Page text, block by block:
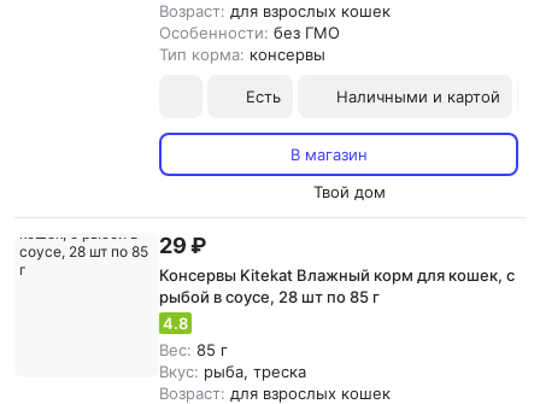
Возраст: для взрослых кошек
Особенности: без ГМО
Тип корма: консервы
Есть Наличными и картой
В магазин
Твой дом
29 ₽
Консервы Kitekat Влажный корм для кошек, с
рыбой в соусе, 28 шт по 85 г
4.8
Вес: 85 г
Вкус: рыба, треска
Возраст: для взрослых кошек